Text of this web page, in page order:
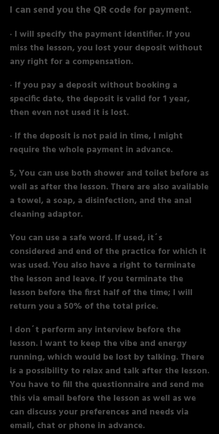
I can send you the QR code for payment.
· I will specify the payment identifier. If you
miss the lesson, you lost your deposit without
any right for a compensation.
· If you pay a deposit without booking a
specific date, the deposit is valid for 1 year,
then even not used it is lost.
· If the deposit is not paid in time, I might
require the whole payment in advance.
5, You can use both shower and toilet before as
well as after the lesson. There are also available
a towel, a soap, a disinfection, and the anal
cleaning adaptor.
You can use a safe word. If used, it´s
considered and end of the practice for which it
was used. You also have a right to terminate
the lesson and leave. If you terminate the
lesson before the first half of the time; I will
return you a 50% of the total price.
I don´t perform any interview before the
lesson. I want to keep the vibe and energy
running, which would be lost by talking. There
is a possibility to relax and talk after the lesson.
You have to fill the questionnaire and send me
this via email before the lesson as well as we
can discuss your preferences and needs via
email, chat or phone in advance.